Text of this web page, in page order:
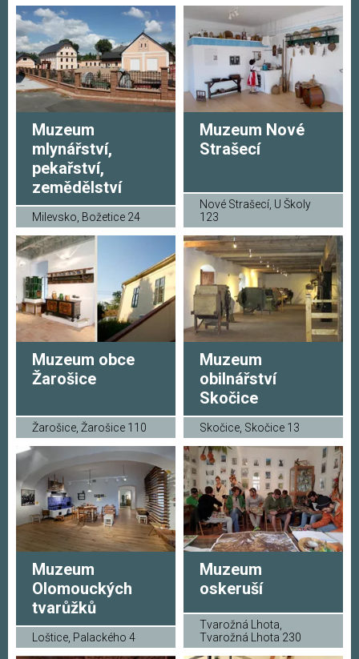
Muzeum
mlynářství,
pekařství,
zemědělství
Milevsko, Božetice 24
Muzeum Nové
Strašecí
Nové Strašecí, U Školy
123
Muzeum obce
Žarošice
Žarošice, Žarošice 110
Muzeum
obilnářství
Skočice
Skočice, Skočice 13
Muzeum
Olomouckých
tvarůžků
Loštice, Palackého 4
Muzeum
oskeruší
Tvarožná Lhota,
Tvarožná Lhota 230